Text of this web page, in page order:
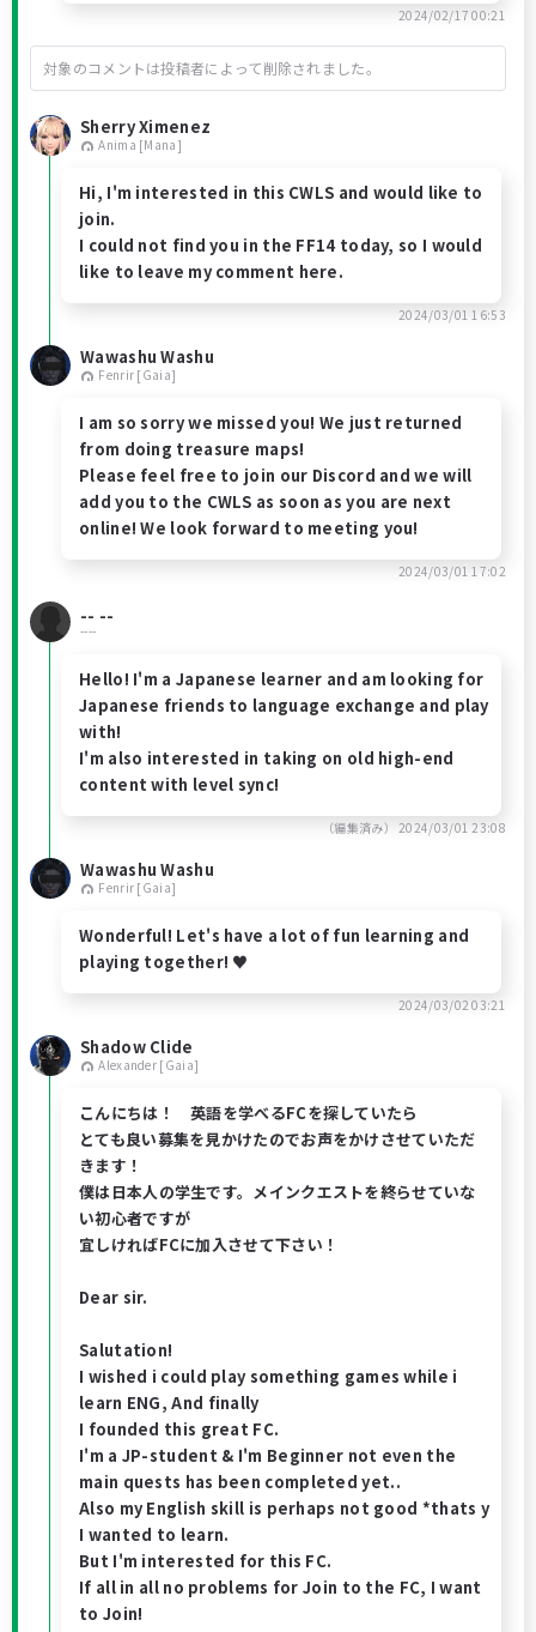
2024/02/17 00:21
対象のコメントは投稿者によって削除されました。
Sherry Ximenez
Anima [Mana]
Hi, I'm interested in this CWLS and would like to
join.
I could not find you in the FF14 today, so I would
like to leave my comment here.
2024/03/01 16:53
Wawashu Washu
Fenrir [Gaia]
I am so sorry we missed you! We just returned
from doing treasure maps!
Please feel free to join our Discord and we will
add you to the CWLS as soon as you are next
online! We look forward to meeting you!
2024/03/01 17:02
-- --
----
Hello! I'm a Japanese learner and am looking for
Japanese friends to language exchange and play
with!
I'm also interested in taking on old high-end
content with level sync!
（編集済み）2024/03/01 23:08
Wawashu Washu
Fenrir [Gaia]
Wonderful! Let's have a lot of fun learning and
playing together! ♥
2024/03/02 03:21
Shadow Clide
Alexander [Gaia]
こんにちは！ 英語を学べるFCを探していたら
とても良い募集を見かけたのでお声をかけさせていただ
きます！
僕は日本人の学生です。メインクエストを終らせていな
い初心者ですが
宜しければFCに加入させて下さい！
Dear sir.
Salutation!
I wished i could play something games while i
learn ENG, And finally
I founded this great FC.
I'm a JP-student & I'm Beginner not even the
main quests has been completed yet..
Also my English skill is perhaps not good *thats y
I wanted to learn.
But I'm interested for this FC.
If all in all no problems for Join to the FC, I want
to Join!